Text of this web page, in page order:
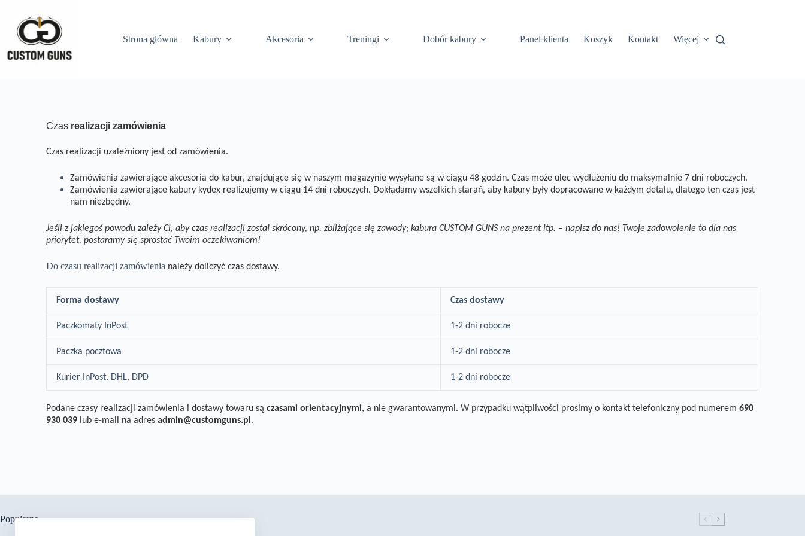
Strona główna Kabury Akcesoria Treningi Dobór kabury Panel klienta Koszyk Kontakt Więcej
Czas realizacji zamówienia
Czas realizacji uzależniony jest od zamówienia.
Zamówienia zawierające akcesoria do kabur, znajdujące się w naszym magazynie wysyłane są w ciągu 48 godzin. Czas może ulec wydłużeniu do maksymalnie 7 dni roboczych.
Zamówienia zawierające kabury kydex realizujemy w ciągu 14 dni roboczych. Dokładamy wszelkich starań, aby kabury były dopracowane w każdym detalu, dlatego ten czas jest
nam niezbędny.
Jeśli z jakiegoś powodu zależy Ci, aby czas realizacji został skrócony, np. zbliżające się zawody; kabura CUSTOM GUNS na prezent itp. – napisz do nas! Twoje zadowolenie to dla nas
priorytet, postaramy się sprostać Twoim oczekiwaniom!
Do czasu realizacji zamówienia należy doliczyć czas dostawy.
Forma dostawy Czas dostawy
Paczkomaty InPost 1-2 dni robocze
Paczka pocztowa 1-2 dni robocze
Kurier InPost, DHL, DPD 1-2 dni robocze
Podane czasy realizacji zamówienia i dostawy towaru sączasami orientacyjnymi, a nie gwarantowanymi.W przypadku wątpliwości prosimy o kontakttelefoniczny pod numerem690
930 039 lub e-mail na adresadmin@customguns.pl .
Popularne